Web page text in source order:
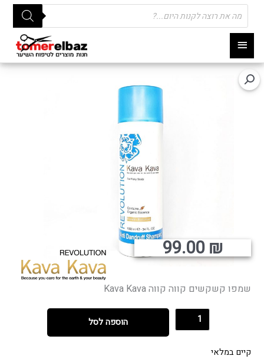
תפריט
ראשי
Products
search
שמפו קשקשים קווה קווה Kava Kava
99.00₪
הוספה לסל
קיים במלאי